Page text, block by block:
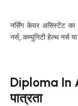
नर्सिंग केयर असिस्टेंट
नर्स, कम्युनिटी हेल्थ नर्स
Diploma In
पात्रता